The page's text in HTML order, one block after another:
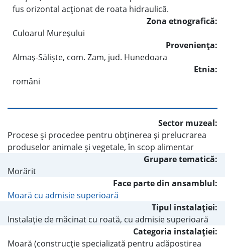
fus orizontal acţionat de roata hidraulică.
Zona etnografică:
Culoarul Mureşului
Provenienţa:
Almaş-Sălişte, com. Zam, jud. Hunedoara
Etnia:
români
Sector muzeal:
Procese şi procedee pentru obţinerea şi prelucrarea
produselor animale şi vegetale, în scop alimentar
Grupare tematică:
Morărit
Face parte din ansamblul:
Moară cu admisie superioară
Tipul instalaţiei:
Instalaţie de măcinat cu roată, cu admisie superioară
Categoria instalaţiei:
Moară (construcţie specializată pentru adăpostirea